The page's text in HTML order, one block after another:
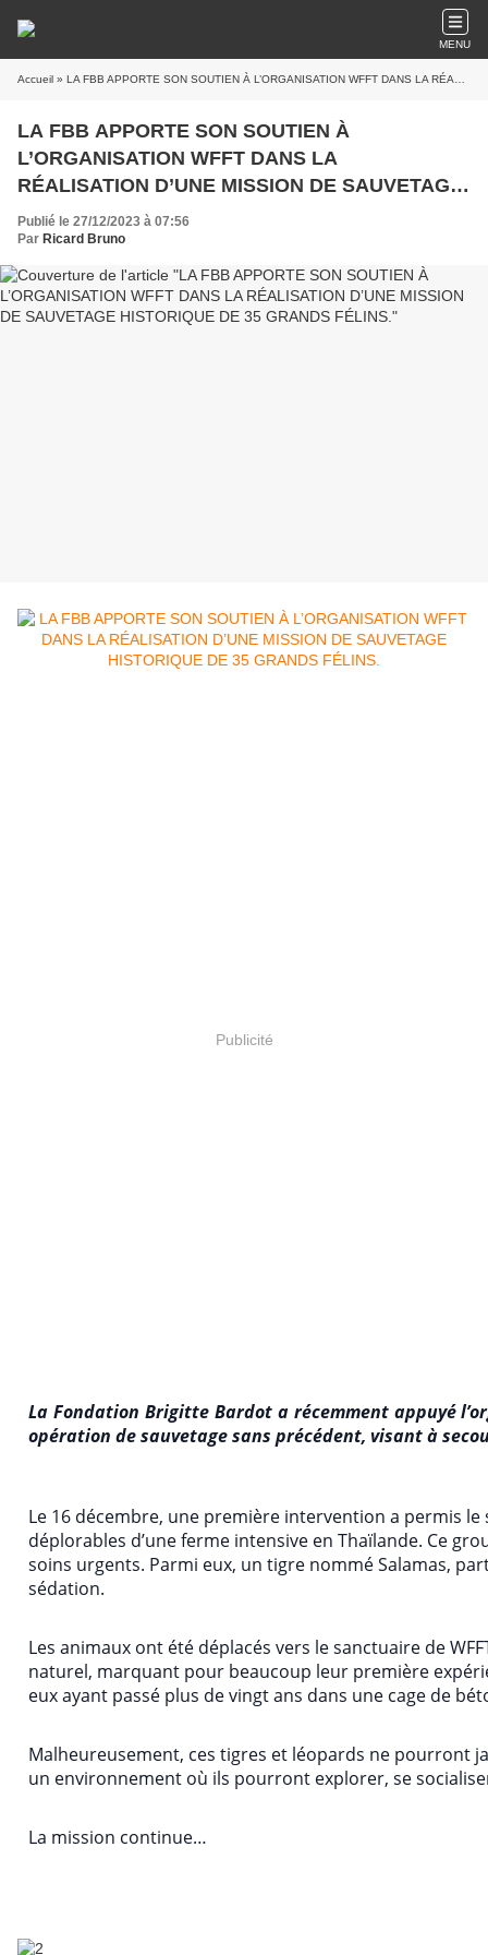
MENU
Accueil » LA FBB APPORTE SON SOUTIEN À L’ORGANISATION WFFT DANS LA RÉALISATION D’UNE MISSION DE SAUVETAGE HISTORIQUE DE 35 GRANDS FÉLINS.
LA FBB APPORTE SON SOUTIEN À
L’ORGANISATION WFFT DANS LA
RÉALISATION D’UNE MISSION DE SAUVETAGE
HISTORIQUE DE 35 GRANDS FÉLINS.
Publié le 27/12/2023 à 07:56
Par Ricard Bruno
Publicité
La Fondation Brigitte Bardot a récemment appuyé
opération de sauvetage sans précédent, visant à
Le 16 décembre, une première intervention a permis
déplorables d’une ferme intensive en Thaïlande. Ce
soins urgents. Parmi eux, un tigre nommé Salamas,
sédation.
Les animaux ont été déplacés vers le sanctuaire de
naturel, marquant pour beaucoup leur première
eux ayant passé plus de vingt ans dans une cage de
Malheureusement, ces tigres et léopards ne pourront
un environnement où ils pourront explorer, se
La mission continue…